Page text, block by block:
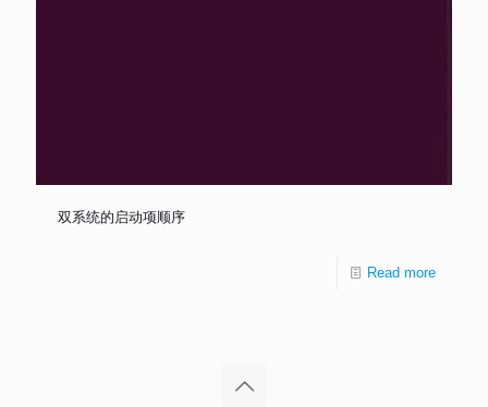
双系统的启动项顺序
Read more